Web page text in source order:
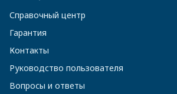
Справочный центр
Гарантия
Контакты
Руководство пользователя
Вопросы и ответы